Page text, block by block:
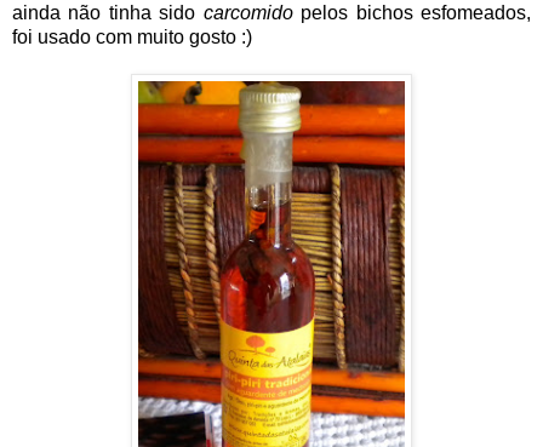
ainda não tinha sido carcomidopelos bichos esfomeados,
foi usado com muito gosto :)